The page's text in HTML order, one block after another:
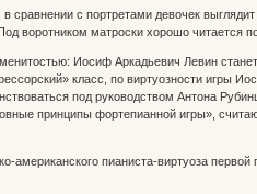
сравнении с портретами девочек
воротником матроски хорошо читается
Иосиф Аркадьевич Левин
класс, по виртуозности игры
под руководством Антона
принципы фортепианной игры»,
американского пианиста-виртуоза первой